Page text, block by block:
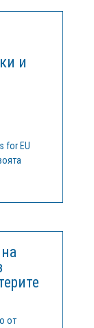
и
for EU
и
от